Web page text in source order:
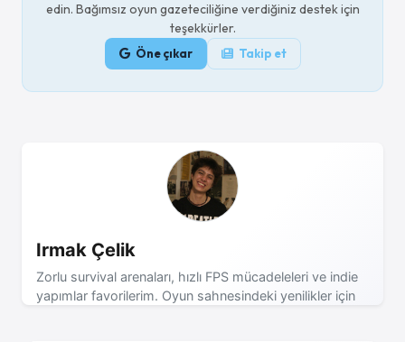
edin. Bağımsız oyun gazeteciliğine verdiğiniz destek için
teşekkürler.
Öne çıkar Takip et
Irmak Çelik
Zorlu survival arenaları, hızlı FPS mücadeleleri ve indie
yapımlar favorilerim. Oyun sahnesindeki yenilikler için